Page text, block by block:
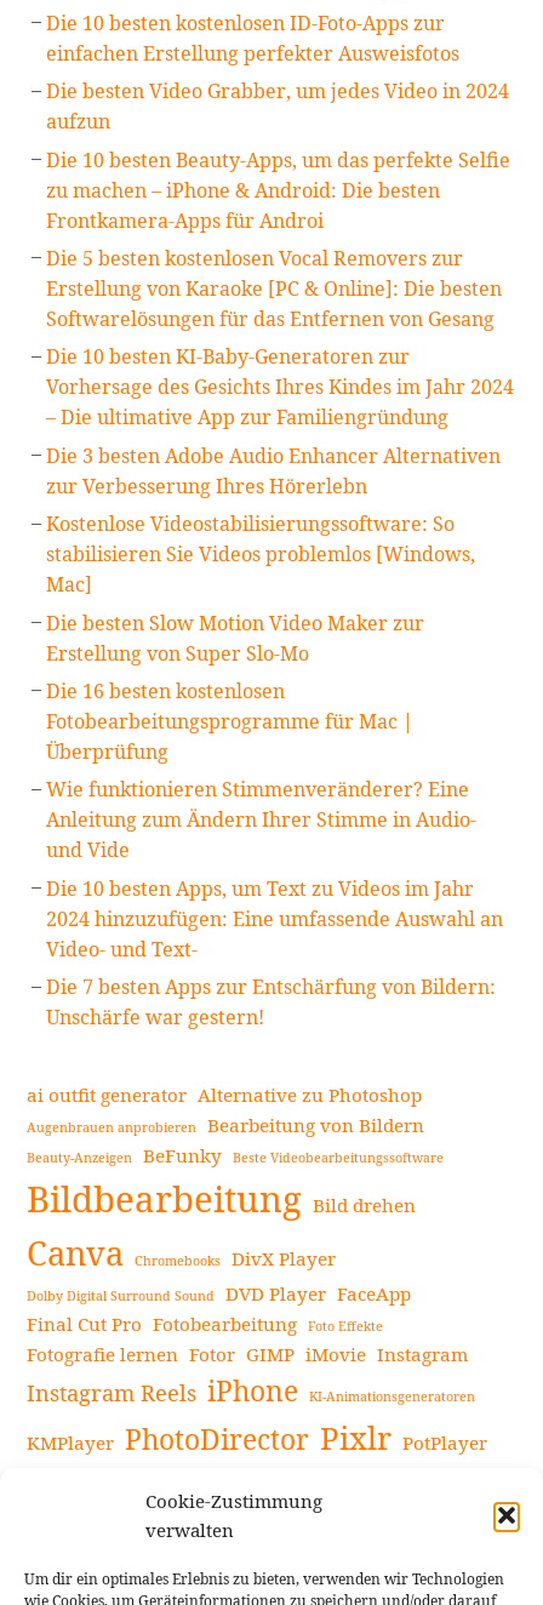
Cookie-Zustimmung
verwalten
Um dir ein optimales Erlebnis zu bieten, verwenden wir Technologien
wie Cookies, um Geräteinformationen zu speichern und/oder darauf
Die 10 besten kostenlosen ID-Foto-Apps zur
einfachen Erstellung perfekter Ausweisfotos
Die besten Video Grabber, um jedes Video in 2024
aufzun
Die 10 besten Beauty-Apps, um das perfekte Selfie
zu machen – iPhone & Android: Die besten
Frontkamera-Apps für Androi
Die 5 besten kostenlosen Vocal Removers zur
Erstellung von Karaoke [PC & Online]: Die besten
Softwarelösungen für das Entfernen von Gesang
Die 10 besten KI-Baby-Generatoren zur
Vorhersage des Gesichts Ihres Kindes im Jahr 2024
– Die ultimative App zur Familiengründung
Die 3 besten Adobe Audio Enhancer Alternativen
zur Verbesserung Ihres Hörerlebn
Kostenlose Videostabilisierungssoftware: So
stabilisieren Sie Videos problemlos [Windows,
Mac]
Die besten Slow Motion Video Maker zur
Erstellung von Super Slo-Mo
Die 16 besten kostenlosen
Fotobearbeitungsprogramme für Mac |
Überprüfung
Wie funktionieren Stimmenveränderer? Eine
Anleitung zum Ändern Ihrer Stimme in Audio-
und Vide
Die 10 besten Apps, um Text zu Videos im Jahr
2024 hinzuzufügen: Eine umfassende Auswahl an
Video- und Text-
Die 7 besten Apps zur Entschärfung von Bildern:
Unschärfe war gestern!
ai outfit generator Alternative zu Photoshop
Augenbrauen anprobieren Bearbeitung von Bildern
Beauty-Anzeigen BeFunky Beste Videobearbeitungssoftware
Bildbearbeitung Bild drehen
Canva Chromebooks DivX Player
Dolby Digital Surround Sound DVD Player FaceApp
Final Cut Pro Fotobearbeitung Foto Effekte
Fotografie lernen Fotor GIMP iMovie Instagram
Instagram Reels iPhone KI-Animationsgeneratoren
KMPlayer PhotoDirector Pixlr PotPlayer
Snapseed
Videoaufnahmen Tipps Videobearbeitung